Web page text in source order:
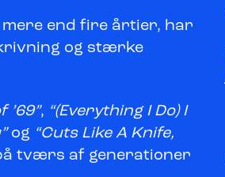
end fire årtier, har
og stærke
’69”, “(Everything I Do) I
og “Cuts Like A Knife,
tværs af generationer